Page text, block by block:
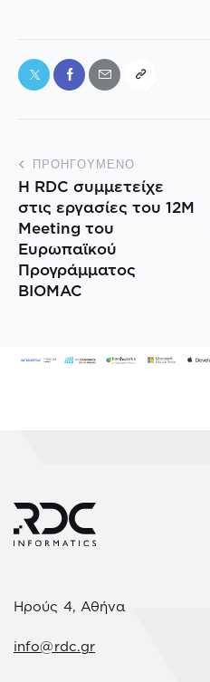
ΠΡΟΗΓΟΎΜΕΝΟ
Η RDC συμμετείχε
στις εργασίες του 12M
Meeting του
Ευρωπαϊκού
Προγράμματος
BIOMAC
Ηρούς 4, Αθήνα
info@rdc.gr